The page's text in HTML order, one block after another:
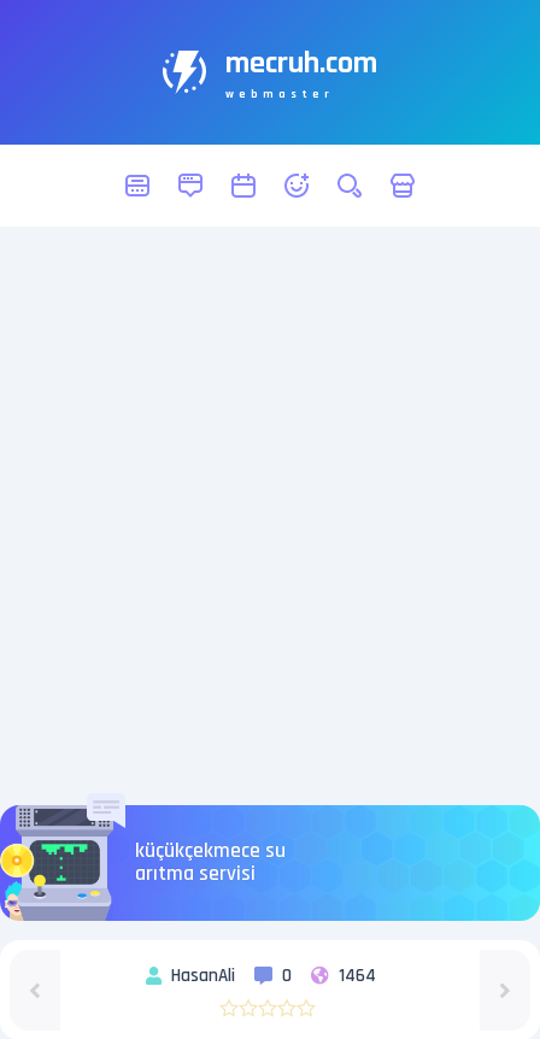
mecruh.com
webmaster
küçükçekmece su
arıtma servisi
HasanAli 0 1464